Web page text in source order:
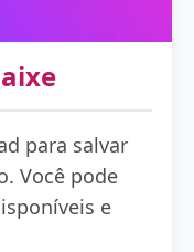
para salvar
Você pode
e